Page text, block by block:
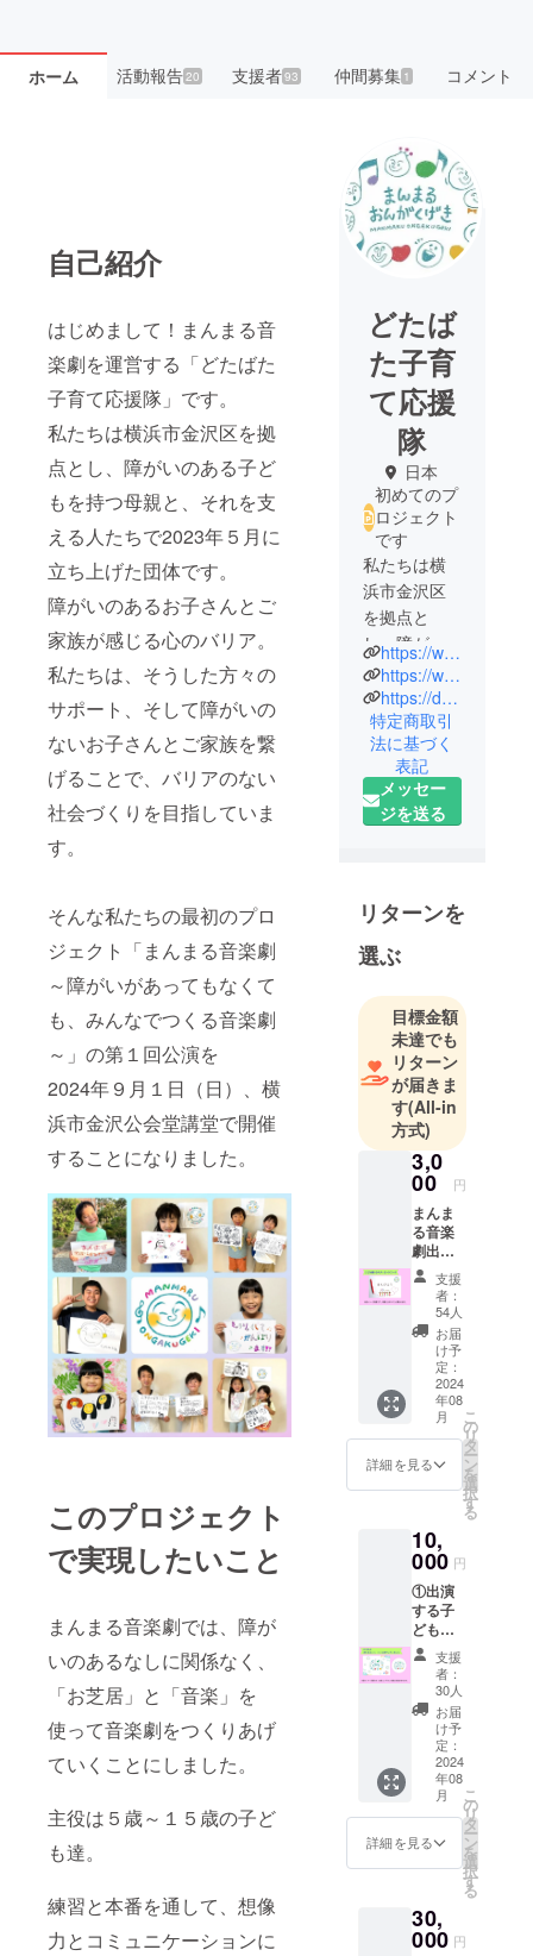
ホーム 活動報告20 支援者93 仲間募集 1 コメント
自己紹介
はじめまして！まんまる音
楽劇を運営する「どたばた
子育て応援隊」です。
私たちは横浜市金沢区を拠
点とし、障がいのある子ど
もを持つ母親と、それを支
える人たちで2023年５月に
立ち上げた団体です。
障がいのあるお子さんとご
家族が感じる心のバリア。
私たちは、そうした方々の
サポート、そして障がいの
ないお子さんとご家族を繋
げることで、バリアのない
社会づくりを目指していま
す。
そんな私たちの最初のプロ
ジェクト「まんまる音楽劇
～障がいがあってもなくて
も、みんなでつくる音楽劇
～」の第１回公演を
2024年９月１日（日）、横
浜市金沢公会堂講堂で開催
することになりました。
このプロジェクト
で実現したいこと
まんまる音楽劇では、障が
いのあるなしに関係なく、
「お芝居」と「音楽」を
使って音楽劇をつくりあげ
ていくことにしました。
主役は５歳～１５歳の子ど
も達。
練習と本番を通して、想像
力とコミュニケーションに
どたば
た子育
て応援
隊
日本
初めてのプ
ロジェクト
です
私たちは横
浜市金沢区
を拠点と
し、障がい
のある子ど
もを持つ母
親と、それ
を支える人
たちで2023
年５月に立
ち上げた団
るお子さん
とご家族が
感じる心の
たちは、そ
うした方々
のサポー
ト、そして
障がいのな
いお子さん
とご家族を
繋げること
で、バリア
のない社会
づくりを目
指していま
https://www.instagram.com/dotabata.kosodate.ouentai?igsh=MWgxcmMydDRqcmZzcw%3D%3D&utm_source=qr
https://www.facebook.com/dotabata2023
https://dotabata.crayonsite.info/
特定商取引
法に基づく
表記
メッセー
ジを送る
リターンを
選ぶ
目標金額
未達でも
リターン
が届きま
す(All-in
方式)
3,0
00 円
まんま
る音楽
劇出演
者の子
どもた
ちから
の、お
礼メッ
セージ
カード
です。
支援
者：
54人
お届
け予
定：
2024
年08
月
詳細を見る
こ
の
リ
タ
ー
ン
を
選
択
す
る
10,
000 円
①出演
する子
どもた
ちから
のお礼
メッ
セージ
カード
②まん
まる音
楽劇ロ
ゴシー
ル ➂ま
んまる
音楽劇
ロゴポ
カード
支援
者：
30人
お届
け予
定：
2024
年08
月
詳細を見る
こ
の
リ
タ
ー
ン
を
選
択
す
る
30,
000 円